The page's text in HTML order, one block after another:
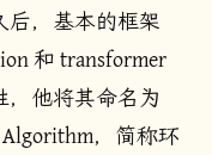
后，基本的框架
和 transformer
他将其命名为
，简称环